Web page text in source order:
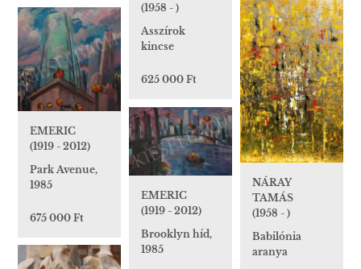
(1958 - )
Asszírok
kincse
625 000 Ft
NÁRAY
TAMÁS
(1958 - )
Babilónia
aranya
EMERIC
(1919 - 2012)
Park Avenue,
1985
675 000 Ft
EMERIC
(1919 - 2012)
Brooklyn híd,
1985